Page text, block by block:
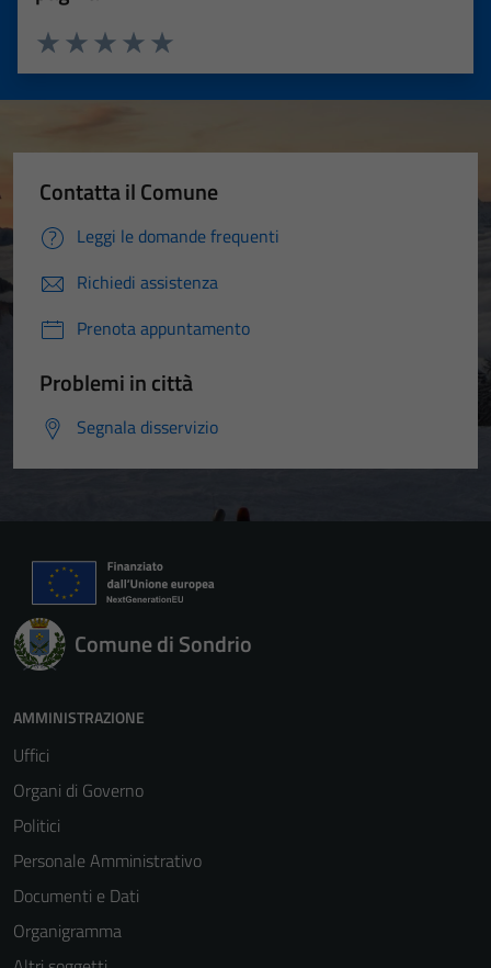
Valuta 5 stelle su 5
Valuta 4 stelle su 5
Valuta 3 stelle su 5
Valuta 2 stelle su 5
Valuta 1 stelle su 5
Contatta il Comune
Leggi le domande frequenti
Richiedi assistenza
Prenota appuntamento
Problemi in città
Segnala disservizio
Comune di Sondrio
AMMINISTRAZIONE
Uffici
Organi di Governo
Politici
Personale Amministrativo
Documenti e Dati
Organigramma